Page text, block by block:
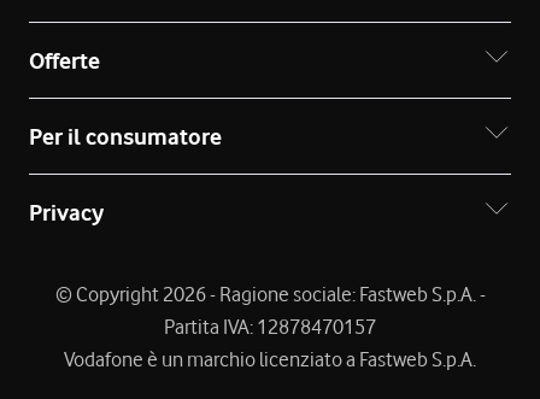
Offerte
Per il consumatore
Privacy
© Copyright 2026 - Ragione sociale: Fastweb S.p.A. -
Partita IVA: 12878470157
Vodafone è un marchio licenziato a Fastweb S.p.A.